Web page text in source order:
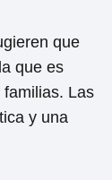
que
que es
Las
y una